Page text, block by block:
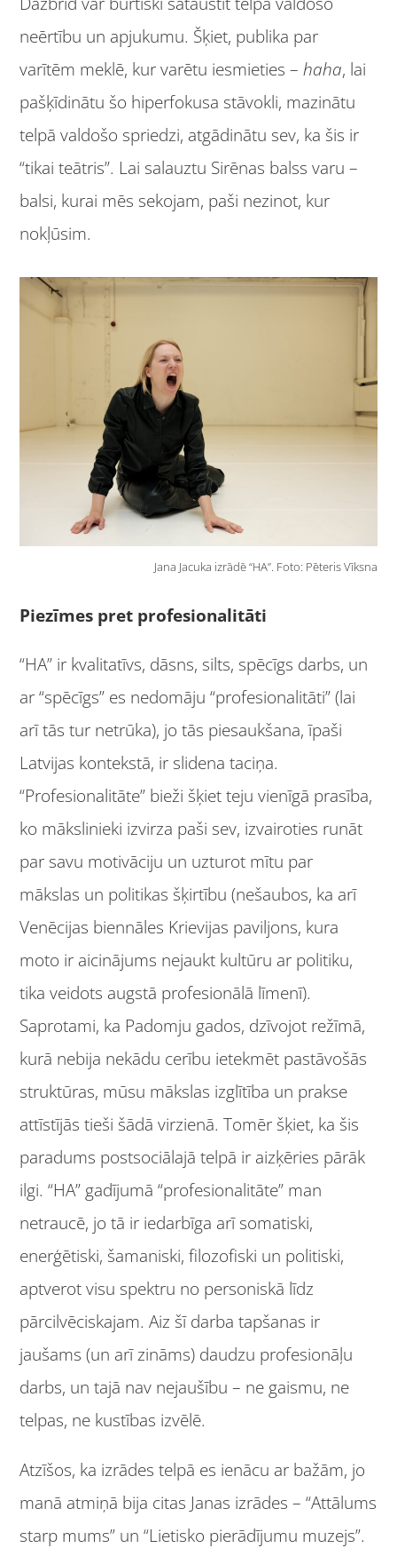
neērtību un apjukumu. Šķiet, publika par
varītēm meklē, kur varētu iesmieties –haha, lai
pašķīdinātu šo hiperfokusa stāvokli, mazinātu
telpā valdošo spriedzi, atgādinātu sev, ka šis ir
“tikai teātris”. Lai salauztu Sirēnas balss varu –
balsi, kurai mēs sekojam, paši nezinot, kur
nokļūsim.
Jana Jacuka izrādē “HA”. Foto: Pēteris Vīksna
Piezīmes pret profesionalitāti
“HA” ir kvalitatīvs, dāsns, silts, spēcīgs darbs, un
ar “spēcīgs” es nedomāju “profesionalitāti” (lai
arī tās tur netrūka), jo tās piesaukšana, īpaši
Latvijas kontekstā, ir slidena taciņa.
“Profesionalitāte” bieži šķiet teju vienīgā prasība,
ko mākslinieki izvirza paši sev, izvairoties runāt
par savu motivāciju un uzturot mītu par
mākslas un politikas šķirtību (nešaubos, ka arī
Venēcijas biennāles Krievijas paviljons, kura
moto ir aicinājums nejaukt kultūru ar politiku,
tika veidots augstā profesionālā līmenī).
Saprotami, ka Padomju gados, dzīvojot režīmā,
kurā nebija nekādu cerību ietekmēt pastāvošās
struktūras, mūsu mākslas izglītība un prakse
attīstījās tieši šādā virzienā. Tomēr šķiet, ka šis
paradums postsociālajā telpā ir aizķēries pārāk
ilgi. “HA” gadījumā “profesionalitāte” man
netraucē, jo tā ir iedarbīga arī somatiski,
enerģētiski, šamaniski, filozofiski un politiski,
aptverot visu spektru no personiskā līdz
pārcilvēciskajam. Aiz šī darba tapšanas ir
jaušams (un arī zināms) daudzu profesionāļu
darbs, un tajā nav nejaušību – ne gaismu, ne
telpas, ne kustības izvēlē.
Atzīšos, ka izrādes telpā es ienācu ar bažām, jo
manā atmiņā bija citas Janas izrādes – “Attālums
starp mums” un “Lietisko pierādījumu muzejs”.